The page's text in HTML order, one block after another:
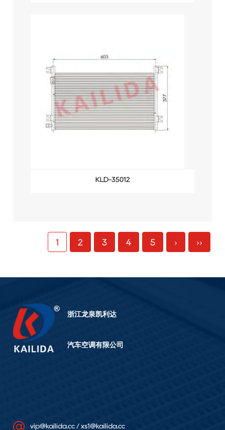
KLD-35012
1 2 3 4 5 › ››
浙江龙泉凯利达
汽车空调有限公司
vip@kailida.cc / xs1@kailida.cc